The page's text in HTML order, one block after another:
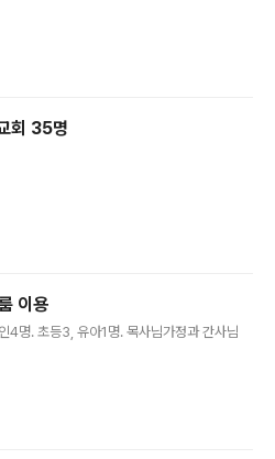
회 35명
이용
명. 초등3, 유아1명. 목사님가정과 간사님